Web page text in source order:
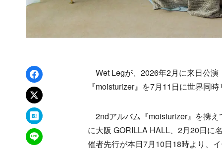
Facebookでシェア
xでポスト
はてなブックマーク
LINEで送る
Wet Legが、2026年2月に来日公
『moisturizer』を7月11日に世界同
2ndアルバム『moisturizer』を携
に大阪 GORILLA HALL、2月20日に
催者先行が本日7月10日18時より、